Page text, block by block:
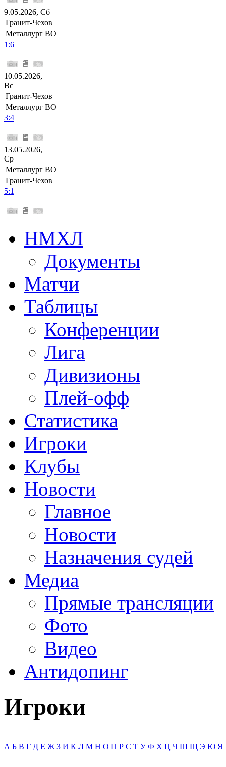
9.05.2026, Сб
Гранит-Чехов
Металлург ВО
1:6
10.05.2026,
Вс
Гранит-Чехов
Металлург ВО
3:4
13.05.2026,
Ср
Металлург ВО
Гранит-Чехов
5:1
НМХЛ
Документы
Матчи
Таблицы
Конференции
Лига
Дивизионы
Плей-офф
Статистика
Игроки
Клубы
Новости
Главное
Новости
Назначения судей
Медиа
Прямые трансляции
Фото
Видео
Антидопинг
Игроки
А Б В Г Д Е Ж З И К Л М Н О П Р С Т У Ф Х Ц Ч Ш Щ Э Ю Я